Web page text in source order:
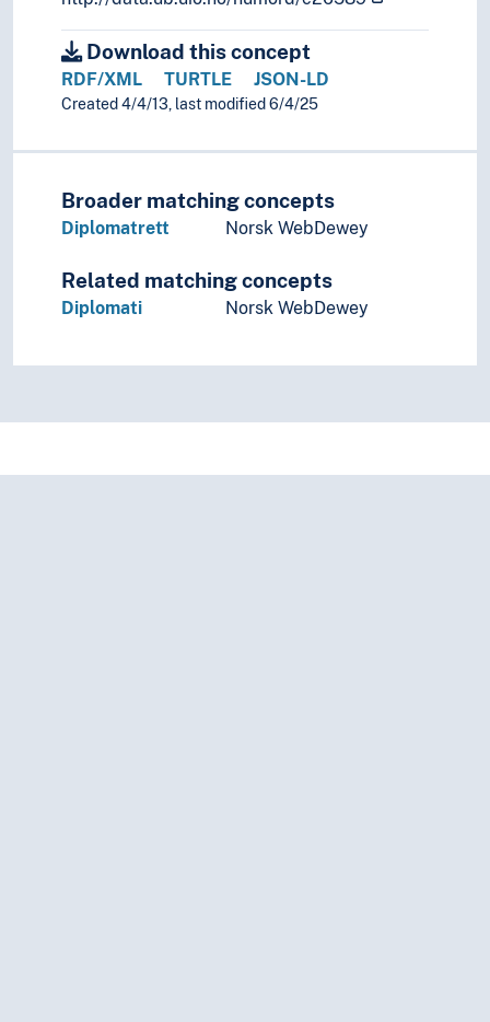
Download this concept
RDF/XML TURTLE JSON-LD
Created 4/4/13, last modified 6/4/25
Broader matching concepts
Diplomatrett Norsk WebDewey
Related matching concepts
Diplomati Norsk WebDewey